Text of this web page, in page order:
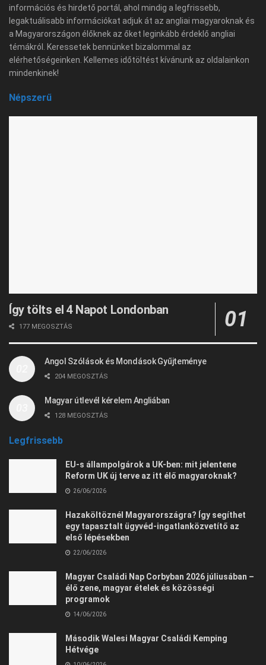
információs és hirdető portál, ahol mindig a legfrissebb,
legaktuálisabb információkat adjuk át az angliai magyaroknak és
a Magyarországon élőknek az őket leginkább érdeklő angliai
témákról. Keressetek bennünket bizalommal az
elérhetőségeinken. Kellemes időtöltést kívánunk az oldalainkon
mindenkinek!
Népszerű
Így tölts el 4 Napot Londonban
177 MEGOSZTÁS
Angol Szólások és Mondások Gyűjteménye
204 MEGOSZTÁS
Magyar útlevél kérelem Angliában
128 MEGOSZTÁS
Legfrissebb
EU-s állampolgárok a UK-ben: mit jelentene
Reform UK új terve az itt élő magyaroknak?
26/06/2026
Hazaköltöznél Magyarországra? Így segíthet
egy tapasztalt ügyvéd-ingatlanközvetítő az
első lépésekben
22/06/2026
Magyar Családi Nap Corbyban 2026 júliusában –
élő zene, magyar ételek és közösségi
programok
14/06/2026
Második Walesi Magyar Családi Kemping
Hétvége